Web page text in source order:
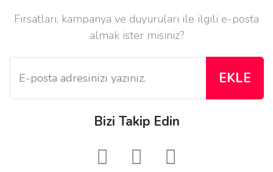
Fırsatları, kampanya ve duyuruları ile ilgili e-posta
almak ister misiniz?
EKLE
Bizi Takip Edin